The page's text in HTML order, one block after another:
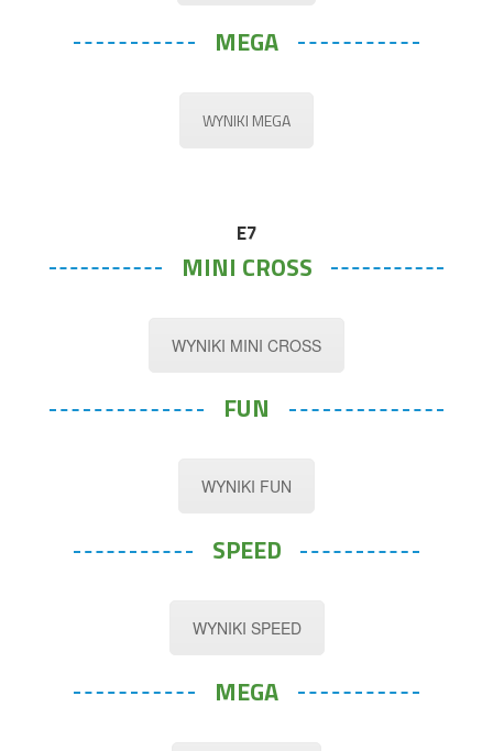
MEGA
WYNIKI MEGA
E7
MINI CROSS
WYNIKI MINI CROSS
FUN
WYNIKI FUN
SPEED
WYNIKI SPEED
MEGA